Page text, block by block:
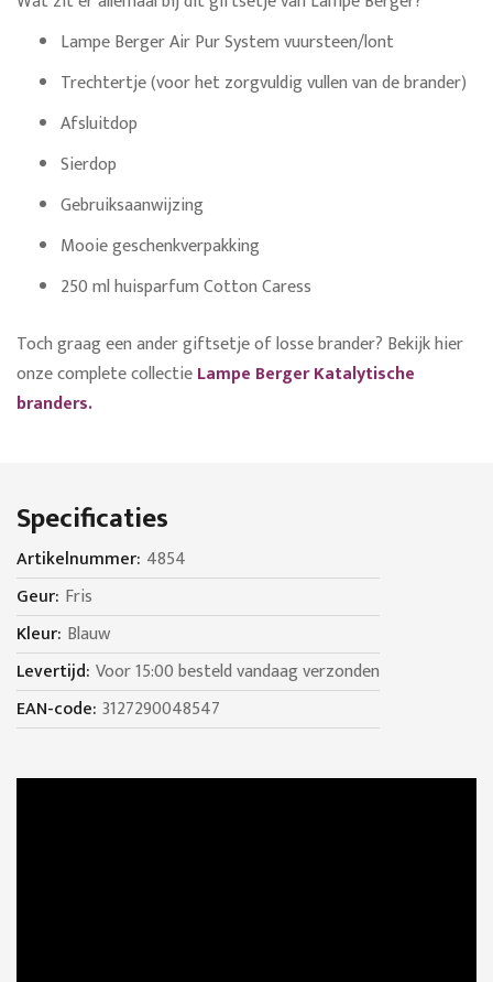
Lampe Berger Air Pur System vuursteen/lont
Trechtertje (voor het zorgvuldig vullen van de brander)
Afsluitdop
Sierdop
Gebruiksaanwijzing
Mooie geschenkverpakking
250 ml huisparfum Cotton Caress
Toch graag een ander giftsetje of losse brander? Bekijk hier
onze complete collectieLampe Berger Katalytische
branders.
Specificaties
Specificaties
4854
Fris
Blauw
Voor 15:00 besteld vandaag verzonden
3127290048547